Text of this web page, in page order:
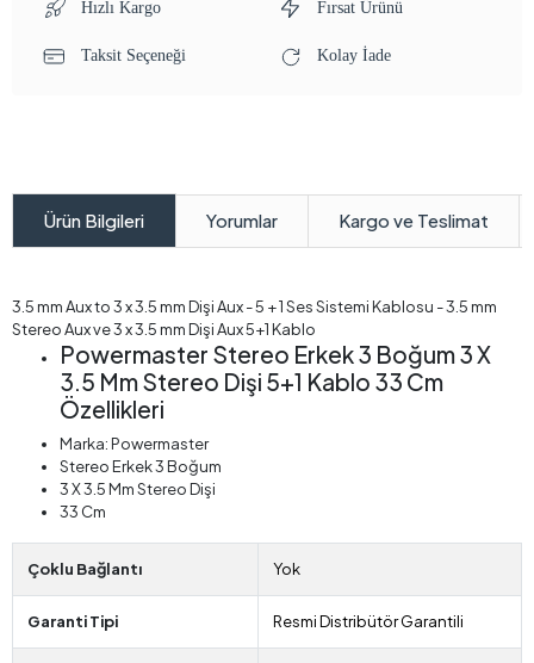
Hızlı Kargo Fırsat Ürünü
Taksit Seçeneği Kolay İade
Ürün Bilgileri Yorumlar Kargo ve Teslimat
3.5 mm Aux to 3 x 3.5 mm Dişi Aux - 5 + 1 Ses Sistemi Kablosu - 3.5 mm
Stereo Aux ve 3 x 3.5 mm Dişi Aux 5+1 Kablo
Powermaster Stereo Erkek 3 Boğum 3 X
3.5 Mm Stereo Dişi 5+1 Kablo 33 Cm
Özellikleri
Marka: Powermaster
Stereo Erkek 3 Boğum
3 X 3.5 Mm Stereo Dişi
33 Cm
Çoklu Bağlantı Yok
Garanti Tipi Resmi Distribütör Garantili